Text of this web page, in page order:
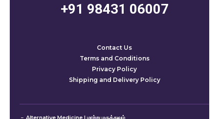
+91 98431 06007
Contact Us
Terms and Conditions
Privacy Policy
Shipping and Delivery Policy
Alternative Medicine | மாற்று மருத்துவம்